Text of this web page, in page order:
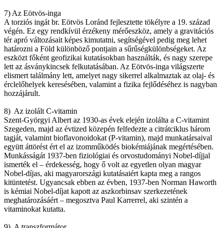
7) Az Eötvös-inga
A torziós ingát br. Eötvös Loránd fejlesztette tökélyre a 19. század
végén. Ez egy rendkívül érzékeny mérőeszköz, amely a gravitációs
tér apró változásait képes kimutatni, segítségével pedig meg lehet
határozni a Föld különböző pontjain a sűrűségkülönbségeket. Az
eszközt főként geofizikai kutatásokban használták, és nagy szerepe
lett az ásványkincsek felkutatásában. Az Eötvös-inga világszerte
elismert találmány lett, amelyet nagy sikerrel alkalmaztak az olaj- és
érclelőhelyek keresésében, valamint a fizika fejlődéséhez is nagyban
hozzájárult.
8) Az izolált C-vitamin
Szent-Györgyi Albert az 1930-as évek elején izolálta a C-vitamint
Szegeden, majd az évtized közepén felfedezte a citrátciklus három
tagját, valamint bioflavonoidokat (P-vitamin), majd munkatársaival
együtt áttörést ért el az izomműködés biokémiájának megértésében.
Munkásságát 1937-ben fiziológiai és orvostudományi Nobel-díjjal
ismerték el – érdekesség, hogy ő volt az egyetlen olyan magyar
Nobel-díjas, aki magyarországi kutatásaiért kapta meg a rangos
kitüntetést. Ugyancsak ebben az évben, 1937-ben Norman Haworth
is kémiai Nobel-díjat kapott az aszkorbinsav szerkezetének
meghatározásáért – megosztva Paul Karrerrel, aki szintén a
vitaminokat kutatta.